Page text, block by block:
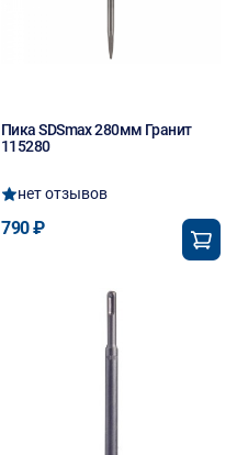
Пика SDSmax 280мм Гранит
115280
нет отзывов
790 ₽